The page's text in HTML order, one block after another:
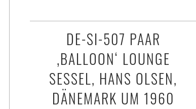
DE-SI-507 PAAR
‚BALLOON‘ LOUNGE
SESSEL, HANS OLSEN,
DÄNEMARK UM 1960